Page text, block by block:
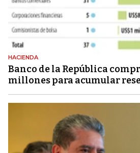
HACIENDA
Banco de la República
millones para acumular